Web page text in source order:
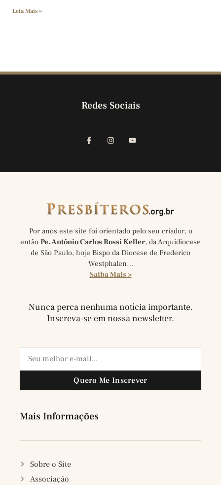
Leia Mais »
Redes Sociais
Por anos este site foi orientado pelo seu criador, o
então Pe. Antônio Carlos Rossi Keller, da Arquidiocese
de São Paulo, hoje Bispo da Diocese de Frederico
Westphalen…
Saiba Mais >
Nunca perca nenhuma notícia importante.
Inscreva-se em nossa newsletter.
Quero Me Inscrever
Mais Informações
Sobre o Site
Associação